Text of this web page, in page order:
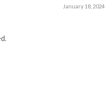
January 18, 2024